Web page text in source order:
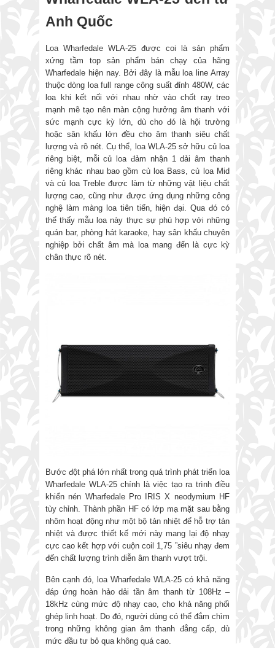
Anh Quốc
Loa Wharfedale WLA-25 được coi là sản phẩm
xứng tầm top sản phẩm bán chạy của hãng
Wharfedale hiện nay. Bởi đây là mẫu loa line Array
thuộc dòng loa full range công suất đỉnh 480W, các
loa khi kết nối với nhau nhờ vào chốt ray treo
mạnh mẽ tạo nên màn cộng hưởng âm thanh với
sức mạnh cực kỳ lớn, dù cho đó là hội trường
hoặc sân khấu lớn đều cho âm thanh siêu chất
lượng và rõ nét. Cụ thể, loa WLA-25 sở hữu củ loa
riêng biệt, mỗi củ loa đảm nhận 1 dải âm thanh
riêng khác nhau bao gồm củ loa Bass, củ loa Mid
và củ loa Treble được làm từ những vật liệu chất
lượng cao, cũng như được ứng dụng những công
nghệ làm màng loa tiên tiến, hiện đại. Qua đó có
thể thấy mẫu loa này thực sự phù hợp với những
quán bar, phòng hát karaoke, hay sân khấu chuyên
nghiệp bởi chất âm mà loa mang đến là cực kỳ
chân thực rõ nét.
Bước đột phá lớn nhất trong quá trình phát triển loa
Wharfedale WLA-25 chính là việc tạo ra trình điều
khiển nén Wharfedale Pro IRIS X neodymium HF
tùy chỉnh. Thành phần HF có lớp mạ mặt sau bằng
nhôm hoạt động như một bộ tản nhiệt để hỗ trợ tản
nhiệt và được thiết kế mới này mang lại độ nhạy
cực cao kết hợp với cuộn coil 1,75 ”siêu nhạy đem
đến chất lượng trình diễn âm thanh vượt trội.
Bên cạnh đó, loa Wharfedale WLA-25 có khả năng
đáp ứng hoàn hảo dải tần âm thanh từ 108Hz –
18kHz cùng mức độ nhạy cao, cho khả năng phối
ghép linh hoạt. Do đó, người dùng có thể đắm chìm
trong những không gian âm thanh đẳng cấp, dù
mức đầu tư bỏ qua không quá cao.